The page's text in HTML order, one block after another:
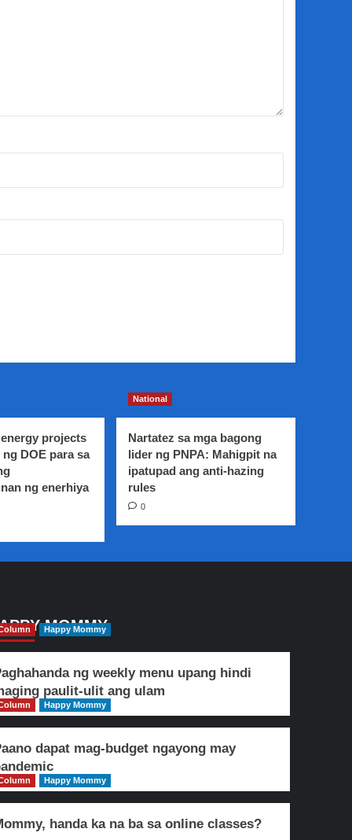
energy projects
DOE para sa
ng enerhiya
National
Nartatez sa mga bagong
lider ng PNPA: Mahigpit na
ipatupad ang anti-hazing
rules
0
MOMMY
Happy Mommy
ng weekly menu upang hindi
paulit-ulit ang ulam
Happy Mommy
dapat mag-budget ngayong may
Happy Mommy
handa ka na ba sa online classes?